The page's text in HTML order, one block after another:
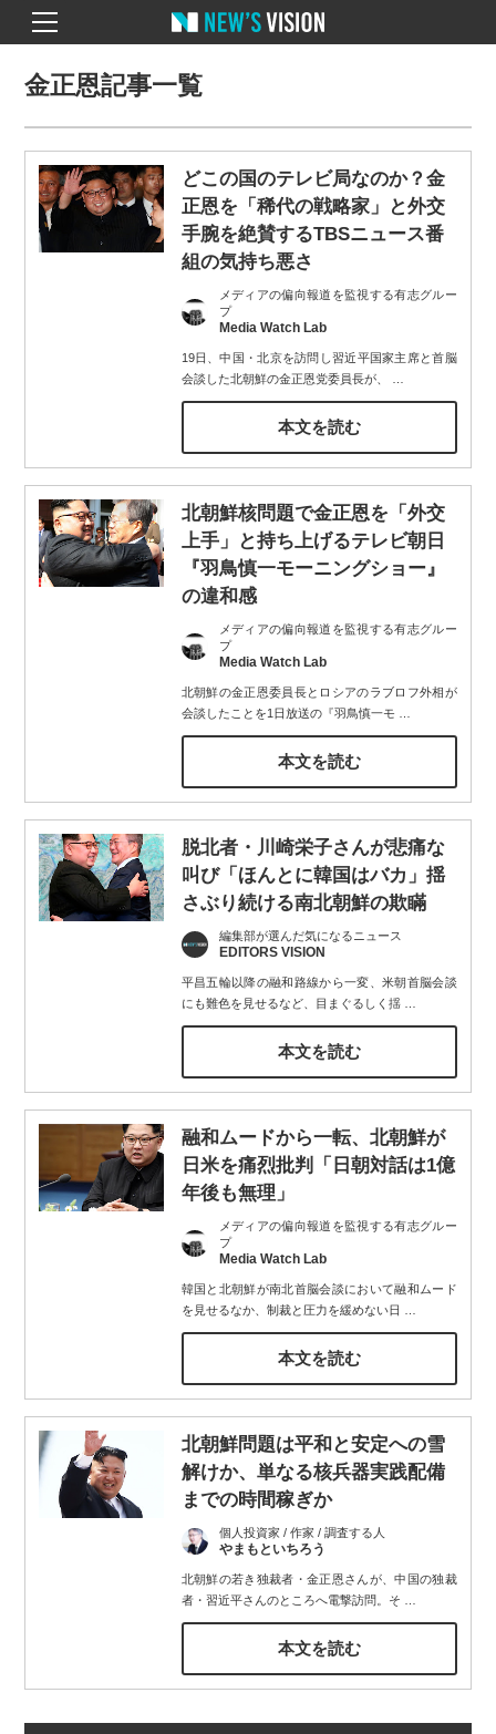
金正恩記事一覧
どこの国のテレビ局なのか？金
正恩を「稀代の戦略家」と外交
手腕を絶賛するTBSニュース番
組の気持ち悪さ
メディアの偏向報道を監視する有志グルー
プ
Media Watch Lab
19日、中国・北京を訪問し習近平国家主席と首脳
会談した北朝鮮の金正恩党委員長が、
本文を読む
北朝鮮核問題で金正恩を「外交
上手」と持ち上げるテレビ朝日
『羽鳥慎一モーニングショー』
の違和感
メディアの偏向報道を監視する有志グルー
プ
Media Watch Lab
北朝鮮の金正恩委員長とロシアのラブロフ外相が
会談したことを1日放送の『羽鳥慎一モ…
本文を読む
脱北者・川崎栄子さんが悲痛な
叫び「ほんとに韓国はバカ」揺
さぶり続ける南北朝鮮の欺瞞
編集部が選んだ気になるニュース
EDITORS VISION
平昌五輪以降の融和路線から一変、米朝首脳会談
にも難色を見せるなど、目まぐるしく揺…
本文を読む
融和ムードから一転、北朝鮮が
日米を痛烈批判「日朝対話は1億
年後も無理」
メディアの偏向報道を監視する有志グルー
プ
Media Watch Lab
韓国と北朝鮮が南北首脳会談において融和ムード
を見せるなか、制裁と圧力を緩めない日
本文を読む
北朝鮮問題は平和と安定への雪
解けか、単なる核兵器実践配備
までの時間稼ぎか
個人投資家 / 作家 / 調査する人
やまもといちろう
北朝鮮の若き独裁者・金正恩さんが、中国の独裁
者・習近平さんのところへ電撃訪問。そ
本文を読む